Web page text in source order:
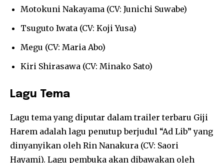
Motokuni Nakayama (CV: Junichi Suwabe)
Tsuguto Iwata (CV: Koji Yusa)
Megu (CV: Maria Abo)
Kiri Shirasawa (CV: Minako Sato)
Lagu Tema
Lagu tema yang diputar dalam trailer terbaru Giji
Harem adalah lagu penutup berjudul “Ad Lib” yang
dinyanyikan oleh Rin Nanakura (CV: Saori
Hayami). Lagu pembuka akan dibawakan oleh